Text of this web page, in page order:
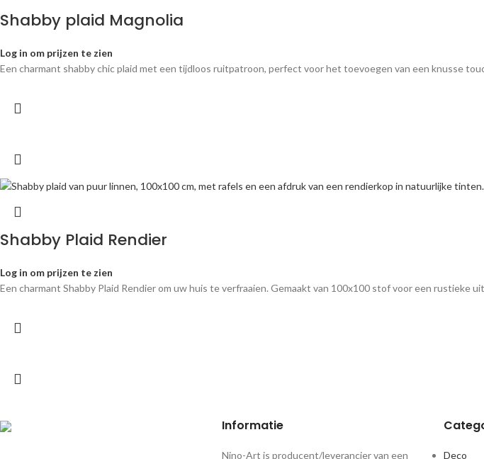
Shabby plaid Magnolia
Log in om prijzen te zien
Een charmant shabby chic plaid met een tijdloos ruitpatroon, perfect voor het toevoegen van een knusse
Shabby Plaid Rendier
Log in om prijzen te zien
Een charmant Shabby Plaid Rendier om uw huis te verfraaien. Gemaakt van 100x100 stof voor een rustieke
Informatie
Nino-Art is producent/leverancier van een Deco